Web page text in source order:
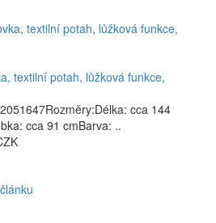
textilní potah, lůžková funkce,
cca 144
cca 91 cmBarva: ..